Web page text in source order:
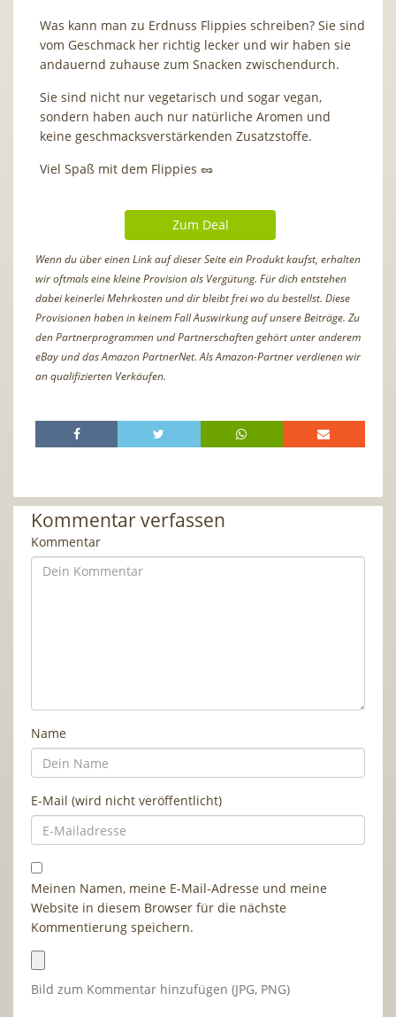
Was kann man zu Erdnuss Flippies schreiben? Sie sind
vom Geschmack her richtig lecker und wir haben sie
andauernd zuhause zum Snacken zwischendurch.
Sie sind nicht nur vegetarisch und sogar vegan,
sondern haben auch nur natürliche Aromen und
keine geschmacksverstärkenden Zusatzstoffe.
Viel Spaß mit dem Flippies 🥜​
Zum Deal
Wenn du über einen Link auf dieser Seite ein Produkt kaufst, erhalten
wir oftmals eine kleine Provision als Vergütung. Für dich entstehen
dabei keinerlei Mehrkosten und dir bleibt frei wo du bestellst. Diese
Provisionen haben in keinem Fall Auswirkung auf unsere Beiträge. Zu
den Partnerprogrammen und Partnerschaften gehört unter anderem
eBay und das Amazon PartnerNet. Als Amazon-Partner verdienen wir
an qualifizierten Verkäufen.
Kommentar verfassen
Kommentar
Name
E-Mail (wird nicht veröffentlicht)
Meinen Namen, meine E-Mail-Adresse und meine
Website in diesem Browser für die nächste
Kommentierung speichern.
Bild zum Kommentar hinzufügen (JPG, PNG)